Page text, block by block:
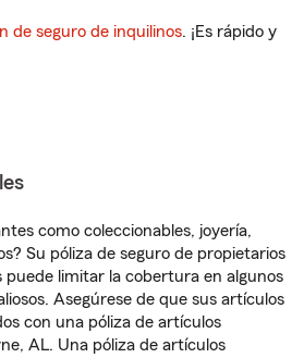
de seguro de inquilinos. ¡Es rápido y
como coleccionables, joyería,
Su póliza de seguro de propietarios
puede limitar la cobertura en algunos
Asegúrese de que sus artículos
con una póliza de artículos
AL. Una póliza de artículos